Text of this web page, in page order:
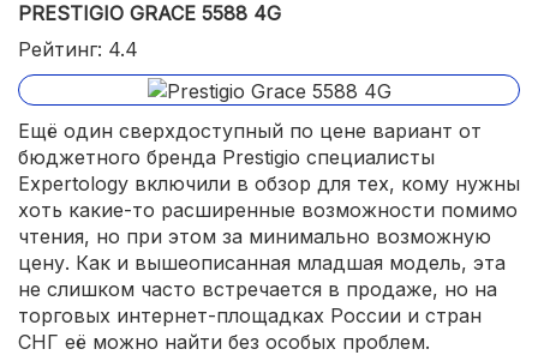
PRESTIGIO GRACE 5588 4G
Рейтинг: 4.4
Ещё один сверхдоступный по цене вариант от
бюджетного бренда Prestigio специалисты
Expertology включили в обзор для тех, кому нужны
хоть какие-то расширенные возможности помимо
чтения, но при этом за минимально возможную
цену. Как и вышеописанная младшая модель, эта
не слишком часто встречается в продаже, но на
торговых интернет-площадках России и стран
СНГ её можно найти без особых проблем.